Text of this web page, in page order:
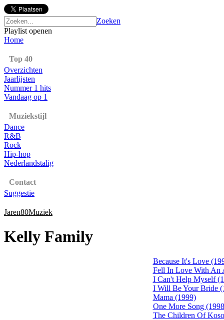
Zoeken
Playlist openen
Home
Top 40
Overzichten
Jaarlijsten
Nummer 1 hits
Vandaag op 1
Muziekstijl
Dance
R&B
Rock
Hip-hop
Nederlandstalig
Contact
Suggestie
Jaren80Muziek
Kelly Family
Because It's Love
Fell In Love With An
I Can't Help Myself
I Will Be Your Bride
Mama (1999)
One More Song
The Children Of